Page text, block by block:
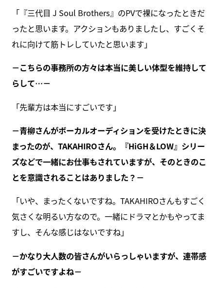
「『三代目 J Soul Brothers』のPVで裸になったときだ
ったと思います。アクションもありましたし、すごくそ
れに向けて筋トレしていたと思います」
－こちらの事務所の方々は本当に美しい体型を維持して
らして…－
「先輩方は本当にすごいです」
－青柳さんがボーカルオーディションを受けたときに決
まったのが、TAKAHIROさん。『HiGH＆LOW』シリー
ズなどで一緒にお仕事もされていますが、そのときのこ
とを意識されることはありました？－
「いや、まったくないですね。TAKAHIROさんもすごく
気さくな明るい方なので。一緒にドラマとかもやってま
すし、そんな感じはないですね」
－かなり大人数の皆さんがいらっしゃいますが、連帯感
がすごいですよね－